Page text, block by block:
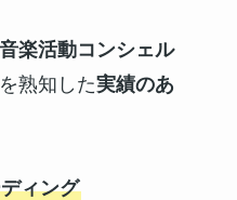
音楽活動コンシェル
熟知した実績のあ
ィング